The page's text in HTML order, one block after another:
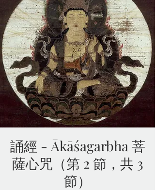
誦經 - Ākāśagarbha 菩
薩心咒（第 2 節，共 3
節）